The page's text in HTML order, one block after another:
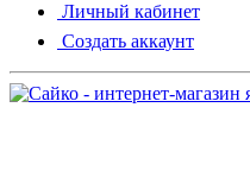
Личный кабинет
Создать аккаунт